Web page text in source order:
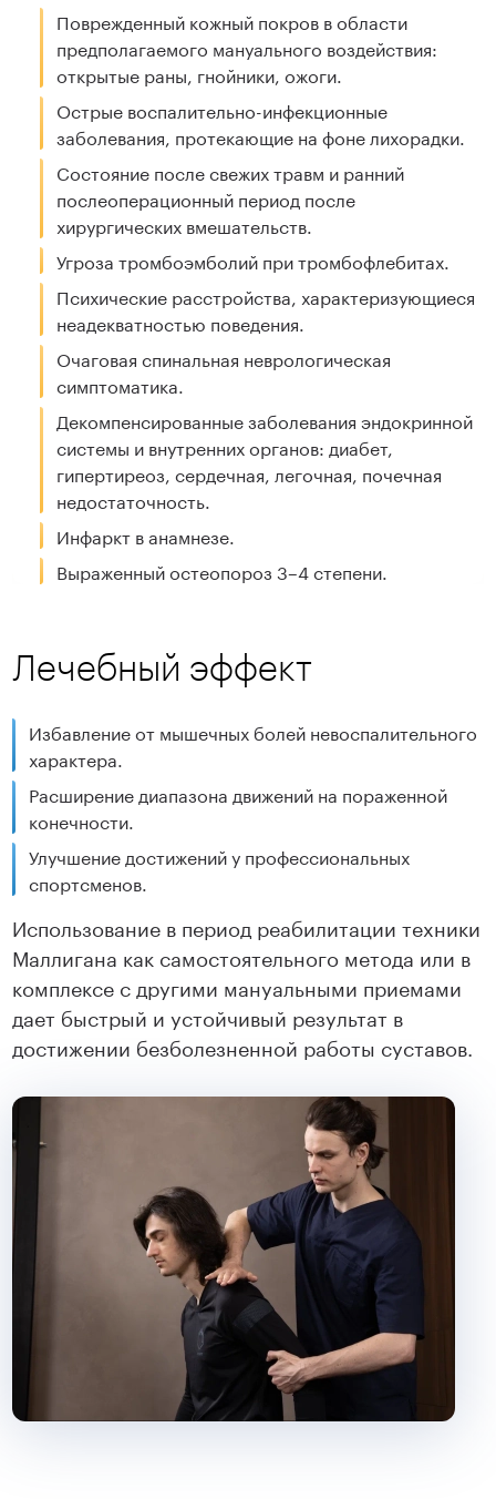
Поврежденный кожный покров в области
предполагаемого мануального воздействия:
открытые раны, гнойники, ожоги.
Острые воспалительно-инфекционные
заболевания, протекающие на фоне лихорадки.
Состояние после свежих травм и ранний
послеоперационный период после
хирургических вмешательств.
Угроза тромбоэмболий при тромбофлебитах.
Психические расстройства, характеризующиеся
неадекватностью поведения.
Очаговая спинальная неврологическая
симптоматика.
Декомпенсированные заболевания эндокринной
системы и внутренних органов: диабет,
гипертиреоз, сердечная, легочная, почечная
недостаточность.
Инфаркт в анамнезе.
Выраженный остеопороз 3–4 степени.
Лечебный эффект
Избавление от мышечных болей невоспалительного
характера.
Расширение диапазона движений на пораженной
конечности.
Улучшение достижений у профессиональных
спортсменов.
Использование в период реабилитации техники
Маллигана как самостоятельного метода или в
комплексе с другими мануальными приемами
дает быстрый и устойчивый результат в
достижении безболезненной работы суставов.